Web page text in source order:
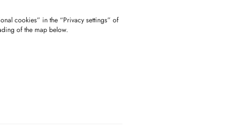
cookies” in the “Privacy settings” of
of the map below.